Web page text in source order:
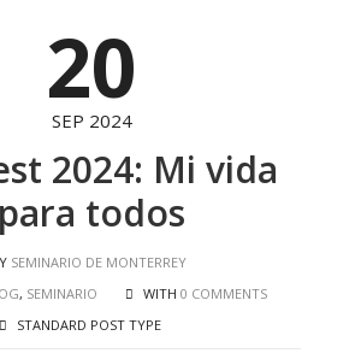
20
SEP 2024
2024: Mi vida
para todos
SEMINARIO DE MONTERREY
, SEMINARIO WITH 0 COMMENTS
STANDARD POST TYPE